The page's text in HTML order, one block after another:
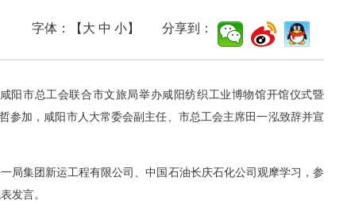
字体：【 大 中 小】 分享到：
市总工会联合市文旅局举办咸阳纺织工业博物馆开馆仪式暨
参加，咸阳市人大常委会副主任、市总工会主席田一泓致辞并宣
集团新运工程有限公司、中国石油长庆石化公司观摩学习，参
发言。